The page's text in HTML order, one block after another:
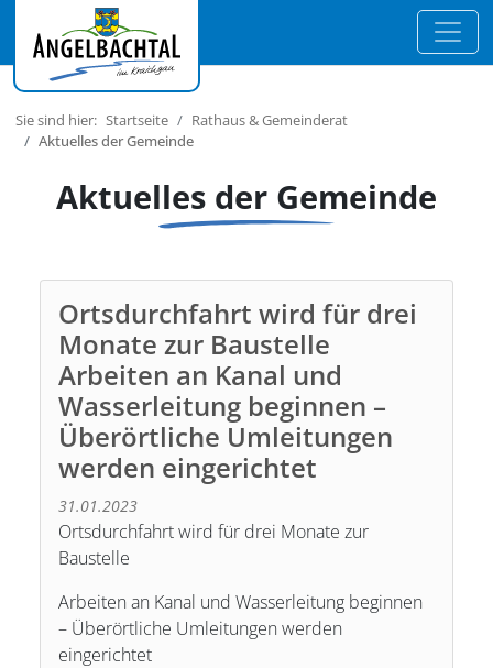
Sie sind hier: Startseite
Rathaus & Gemeinderat
Aktuelles der Gemeinde
Aktuelles der Gemeinde
Ortsdurchfahrt wird für drei
Monate zur Baustelle
Arbeiten an Kanal und
Wasserleitung beginnen –
Überörtliche Umleitungen
werden eingerichtet
31.01.2023
Ortsdurchfahrt wird für drei Monate zur
Baustelle
Arbeiten an Kanal und Wasserleitung beginnen
– Überörtliche Umleitungen werden
eingerichtet